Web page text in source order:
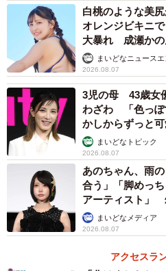
オランダと引き分けで終え、日本代表
す日本代表・鎌田大地
また、鎌田についても「セット
ングに、たまたまね、あのシ
ね、鎌田選手の頭に当たって。
ょっと軌道が上にズレたじゃな
が。もうあのプレイも素晴らし
白桃のような美
オレンジビキニ
大暴れ 成瀬かの
まいどなニュース
2026.08.07
3児の母 43歳女
わざわ 「色っぽ
かしからずっと可
まいどなトピック
2026.08.07
あのちゃん、雨
合う」「脚めっ
アーティスト」
まいどなメディア
2026.08.07
アクセスラ